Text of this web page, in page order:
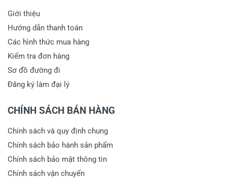
Giới thiệu
Hướng dẫn thanh toán
Các hình thức mua hàng
Kiểm tra đơn hàng
Sơ đồ đường đi
Đăng ký làm đại lý
CHÍNH SÁCH BÁN HÀNG
Chính sách và quy định chung
Chính sách bảo hành sản phẩm
Chính sách bảo mật thông tin
Chính sách vận chuyển